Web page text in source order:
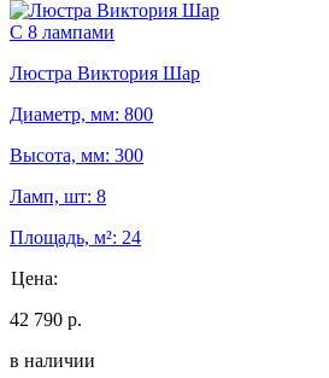
С 8 лампами
Люстра Виктория Шар
Диаметр, мм: 800
Высота, мм: 300
Ламп, шт: 8
Площадь, м²: 24
Цена:
42 790 р.
в наличии